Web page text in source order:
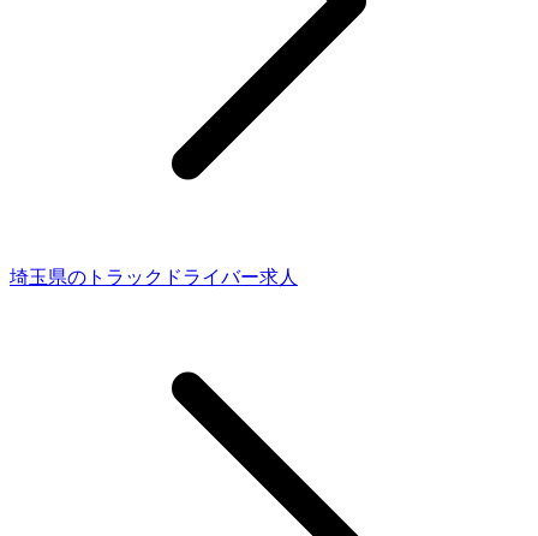
埼玉県のトラックドライバー求人